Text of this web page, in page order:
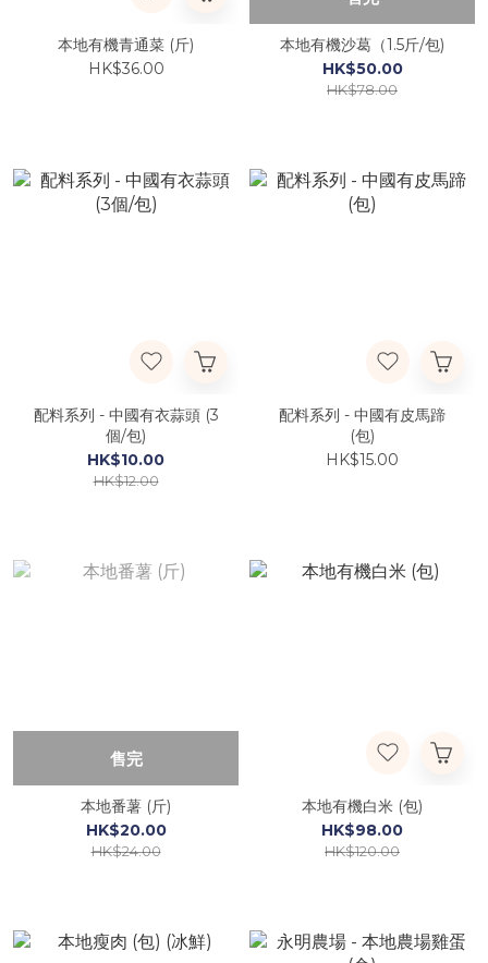
本地有機青通菜 (斤)
HK$36.00
本地有機沙葛（1.5斤/包)
HK$50.00
HK$78.00
配料系列 - 中國有衣蒜頭 (3
個/包)
HK$10.00
HK$12.00
配料系列 - 中國有皮馬蹄
(包)
HK$15.00
售完
本地番薯 (斤)
HK$20.00
HK$24.00
本地有機白米 (包)
HK$98.00
HK$120.00